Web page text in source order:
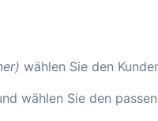
wählen Sie den
wählen Sie den